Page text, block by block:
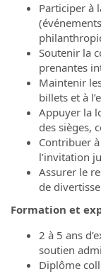
Participer à
Soutenir la
prenantes
Maintenir
billets et à
Appuyer la
des sièges,
Contribuer
l’invitation
Assurer le
de
Formation et
2 à 5 ans
soutien
Diplôme